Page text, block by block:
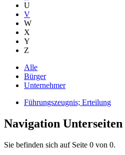
U
V
W
X
Y
Z
Alle
Bürger
Unternehmer
Führungszeugnis; Erteilung
Navigation Unterseiten
Sie befinden sich auf Seite 0 von 0.